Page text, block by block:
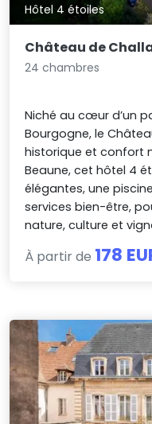
Hôtel 4 étoiles
Château de
24 chambres
Niché au cœur d’un
Bourgogne, le
historique et confort
Beaune, cet hôtel 4
élégantes, une
services bien-être,
nature, culture et
À partir de 178